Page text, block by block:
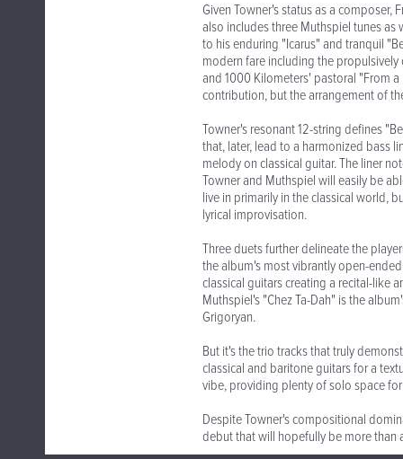
Given Towner's status as a
also includes three Muthspiel tunes
to his enduring "Icarus" and tranquil
modern fare including the propulsively
and 1000 Kilometers' pastoral "From
contribution, but the arrangement of
Towner's resonant 12-string defines
that, later, lead to a harmonized bass
melody on classical guitar. The liner
Towner and Muthspiel will easily be
live in primarily in the classical world,
lyrical improvisation.
Three duets further delineate the
the album's most vibrantly open-
classical guitars creating a recital-like
Muthspiel's "Chez Ta-Dah" is the
Grigoryan.
But it's the trio tracks that truly
classical and baritone guitars for a
vibe, providing plenty of solo space
Despite Towner's compositional
debut that will hopefully be more than